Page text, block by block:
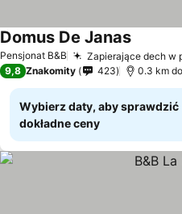
Pensjonat B&B Zapierające dech w
Domus De Janas
9,8 Znakomity 423 0.3 km
Wybierz daty, aby sprawdzić
dokładne ceny